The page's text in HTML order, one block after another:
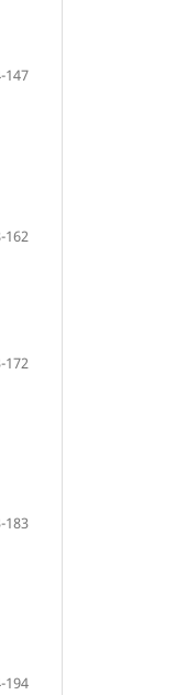
147
162
172
183
194